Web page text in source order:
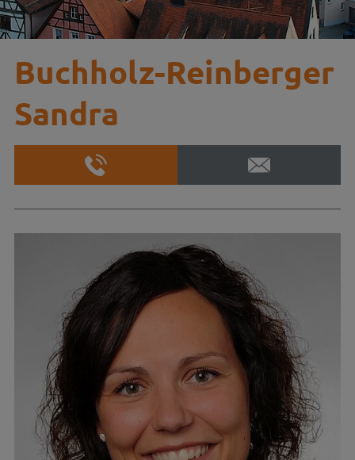
Buchholz-Reinberger
Sandra